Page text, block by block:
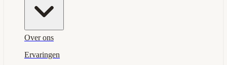
Over ons
Ervaringen